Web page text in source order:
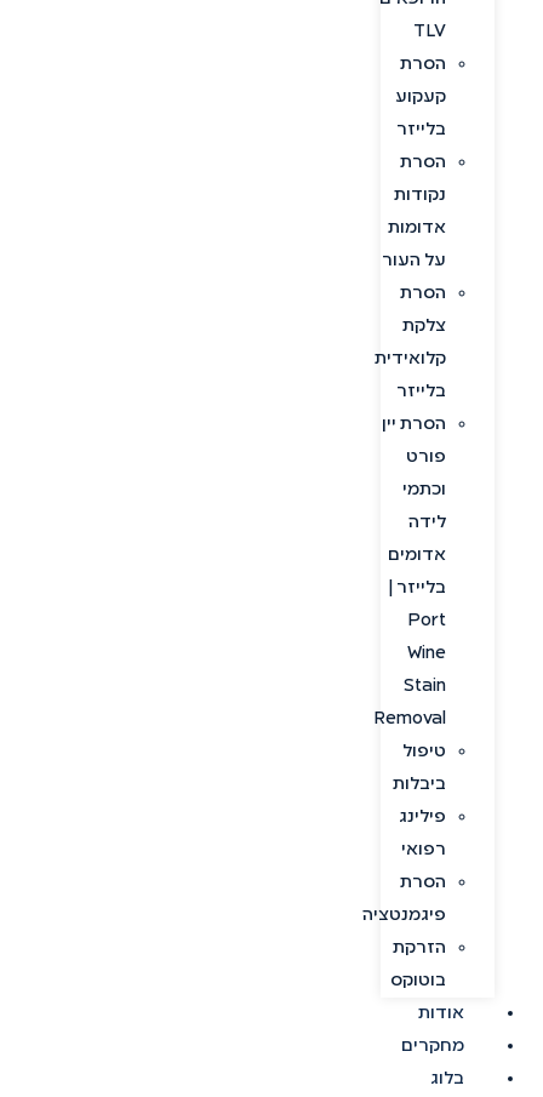
TLV
הסרת
קעקוע
בלייזר
הסרת
נקודות
אדומות
על העור
הסרת
צלקת
קלואידית
בלייזר
הסרת יין
פורט
וכתמי
לידה
אדומים
בלייזר |
Port
Wine
Stain
Removal
טיפול
ביבלות
פילינג
רפואי
הסרת
פיגמנטציה
הזרקת
בוטוקס
אודות
מחקרים
בלוג